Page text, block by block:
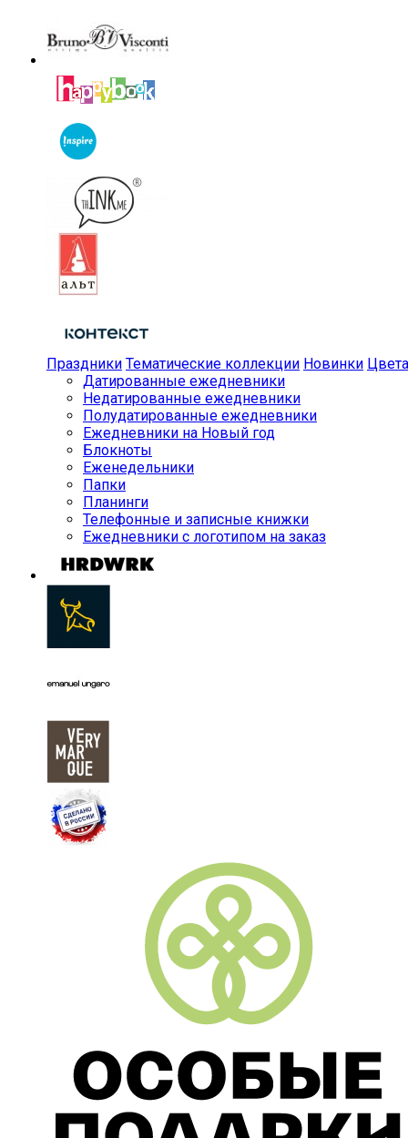
Праздники Тематические коллекции Новинки Цвета
Датированные ежедневники
Недатированные ежедневники
Полудатированные ежедневники
Ежедневники на Новый год
Блокноты
Еженедельники
Папки
Планинги
Телефонные и записные книжки
Ежедневники с логотипом на заказ